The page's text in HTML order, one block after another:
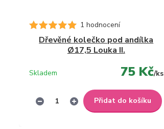
1 hodnocení
Dřevěné kolečko pod andílka
Ø17,5 Louka II.
75 Kč/ks
Skladem
Přidat do košíku